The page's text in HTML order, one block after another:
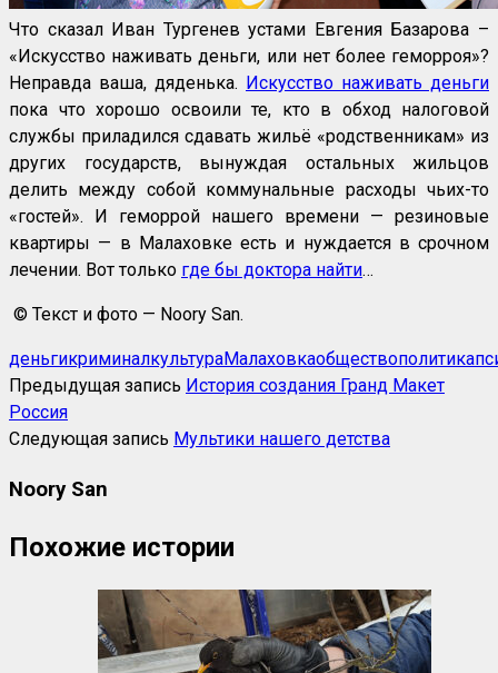
Что сказал Иван Тургенев устами Евгения Базарова –
«Искусство наживать деньги, или нет более геморроя»?
Неправда ваша, дяденька. Искусство наживать деньги
пока что хорошо освоили те, кто в обход налоговой
службы приладился сдавать жильё «родственникам» из
других государств, вынуждая остальных жильцов
делить между собой коммунальные расходы чьих-то
«гостей». И геморрой нашего времени — резиновые
квартиры — в Малаховке есть и нуждается в срочном
лечении. Вот только где бы доктора найти…
© Текст и фото — Noory San.
деньгикриминалкультураМалаховкаобществополитика
Предыдущая запись История создания Гранд Макет
Россия
Следующая запись Мультики нашего детства
Noory San
Похожие истории